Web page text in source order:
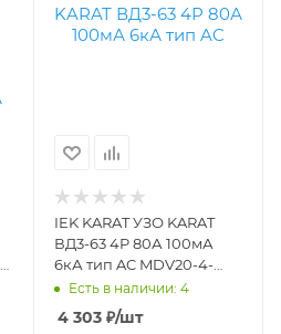
IEK KARAT УЗО KARAT
ВД3-63 4P 80А 100мА
6кА тип AC MDV20-4-
080-100
Есть в наличии: 4
4 303₽/шт